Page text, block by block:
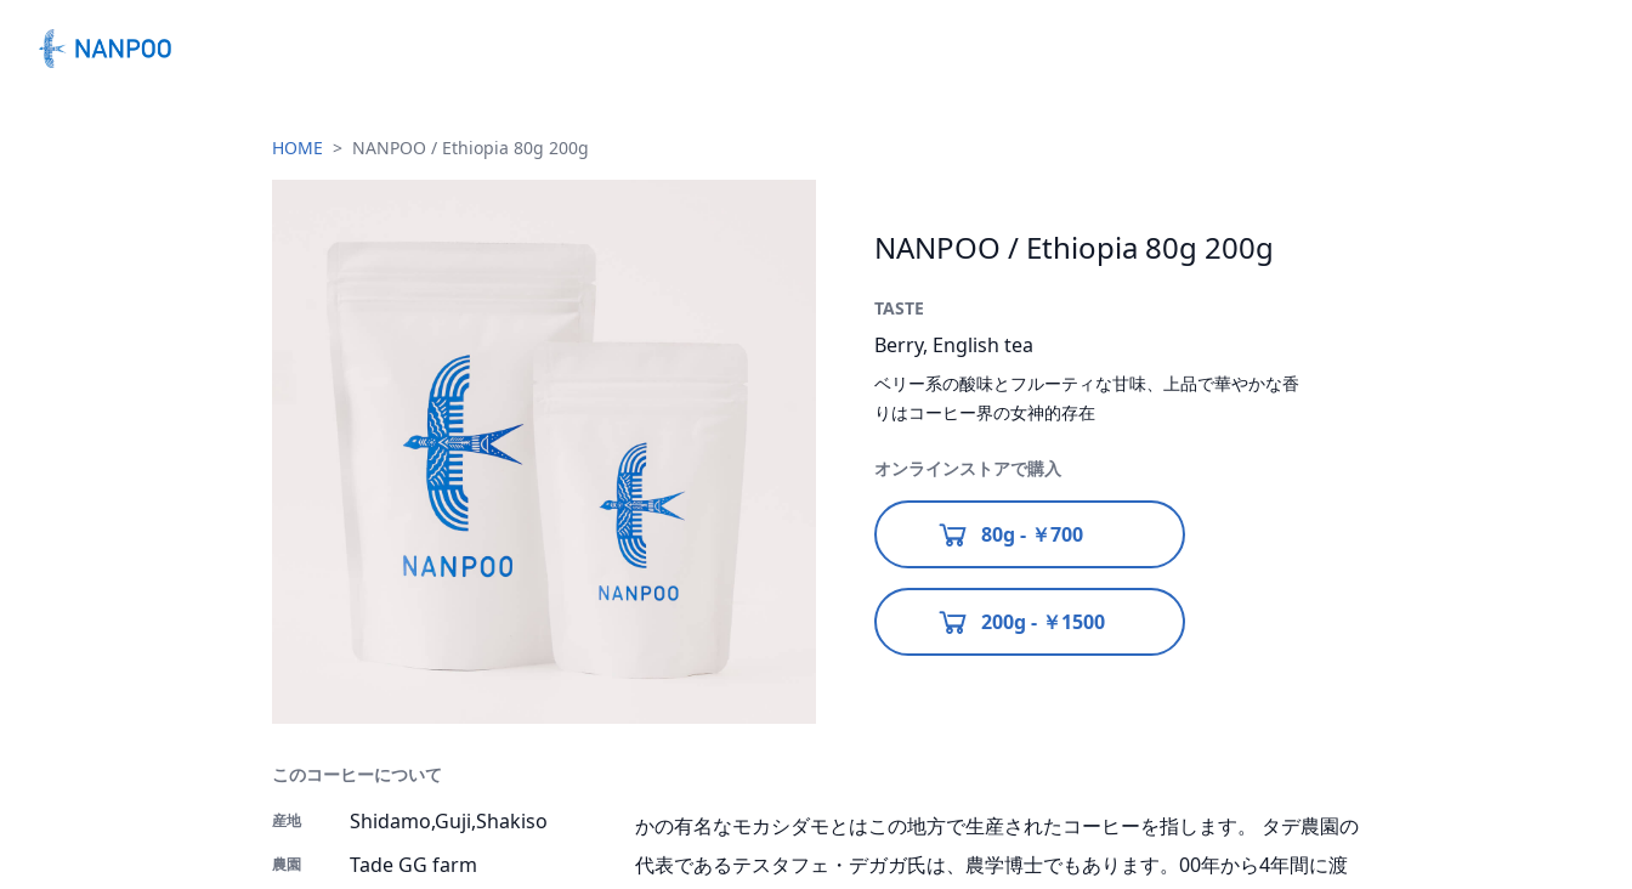
HOME > NANPOO / Ethiopia 80g 200g
NANPOO / Ethiopia 80g 200g
TASTE
Berry, English tea
ベリー系の酸味とフルーティな甘味、上品で華やかな香
りはコーヒー界の女神的存在
オンラインストアで購入
80g - ￥700
200g - ￥1500
このコーヒーについて
産地 Shidamo,Guji,Shakiso
農園 Tade GG farm
かの有名なモカシダモとはこの地方で生産されたコーヒーを指します。 タデ農園の
代表であるテスタフェ・デガガ氏は、農学博士でもあります。00年から4年間に渡